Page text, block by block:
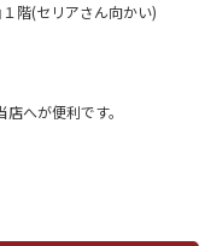
階(セリアさん向かい)
へが便利です。